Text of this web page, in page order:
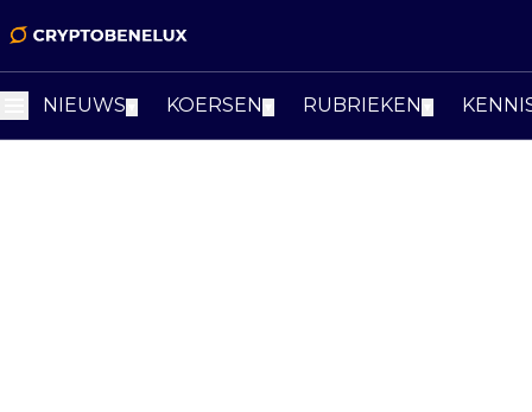
NIEUWS KOERSEN RUBRIEKEN